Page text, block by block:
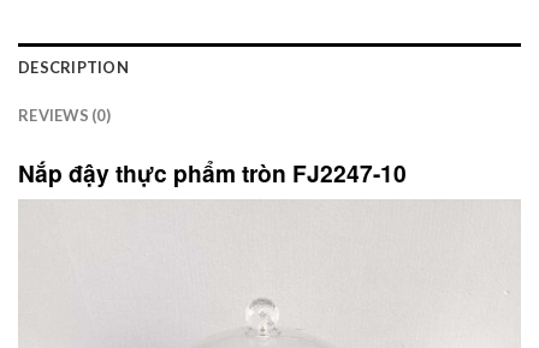
DESCRIPTION
REVIEWS (0)
Nắp đậy thực phẩm tròn FJ2247-10